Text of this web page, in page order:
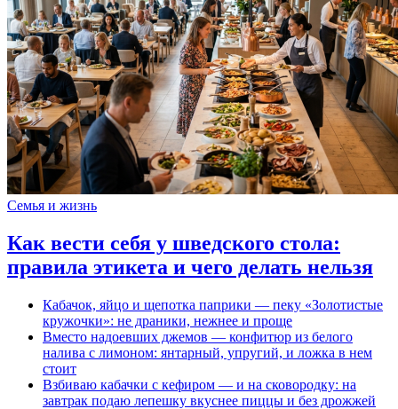
Семья и жизнь
Как вести себя у шведского стола:
правила этикета и чего делать нельзя
Кабачок, яйцо и щепотка паприки — пеку «Золотистые
кружочки»: не драники, нежнее и проще
Вместо надоевших джемов — конфитюр из белого
налива с лимоном: янтарный, упругий, и ложка в нем
стоит
Взбиваю кабачки с кефиром — и на сковородку: на
завтрак подаю лепешку вкуснее пиццы и без дрожжей